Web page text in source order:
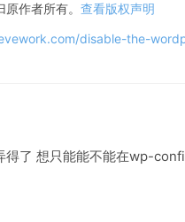
作者所有。 查看版权声明
disable-the-
得了 想只能能不能在wp-